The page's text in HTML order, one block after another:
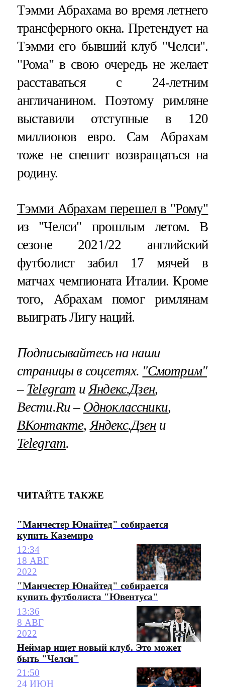
Тэмми Абрахама во время летнего
трансферного окна. Претендует на
Тэмми его бывший клуб "Челси".
"Рома" в свою очередь не желает
расставаться с 24-летним
англичанином. Поэтому римляне
выставили отступные в 120
миллионов евро. Сам Абрахам
тоже не спешит возвращаться на
родину.
Тэмми Абрахам перешел в "Рому"
из "Челси" прошлым летом. В
сезоне 2021/22 английский
футболист забил 17 мячей в
матчах чемпионата Италии. Кроме
того, Абрахам помог римлянам
выиграть Лигу наций.
Подписывайтесь на наши
страницы в соцсетях. "Смотрим"
– Telegram и Яндекс.Дзен,
Вести.Ru – Одноклассники,
ВКонтакте, Яндекс.Дзени
Telegram.
ЧИТАЙТЕ ТАКЖЕ
"Манчестер Юнайтед" собирается
купить Каземиро
12:34
18 АВГ
2022
"Манчестер Юнайтед" собирается
купить футболиста "Ювентуса"
13:36
8 АВГ
2022
Неймар ищет новый клуб. Это может
быть "Челси"
21:50
24 ИЮН